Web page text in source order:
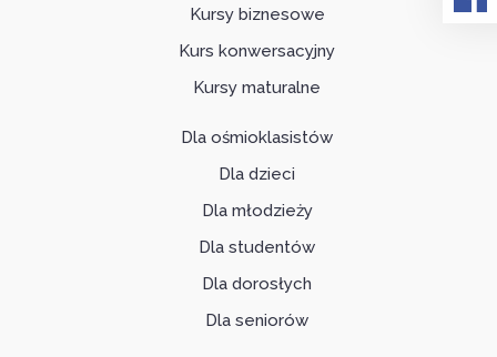
Kursy biznesowe
Kurs konwersacyjny
Kursy maturalne
Dla ośmioklasistów
Dla dzieci
Dla młodzieży
Dla studentów
Dla dorosłych
Dla seniorów